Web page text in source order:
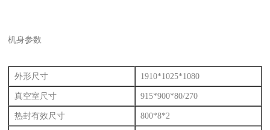
机身参数
外形尺寸 1910*1025*1080
真空室尺寸 915*900*80/270
热封有效尺寸 800*8*2